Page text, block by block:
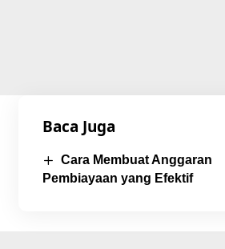
Baca Juga
Cara Membuat Anggaran
Pembiayaan yang Efektif